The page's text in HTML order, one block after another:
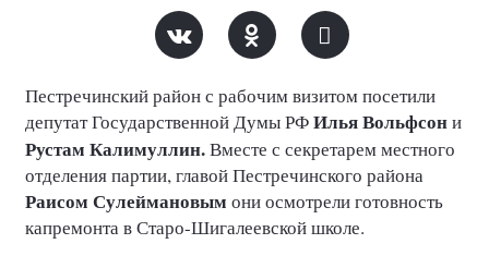
Пестречинский район с рабочим визитом посетили
депутат Государственной Думы РФИлья Вольфсони
Рустам Калимуллин.Вместе с секретарем местного
отделения партии, главой Пестречинского района
Раисом Сулеймановым они осмотрели готовность
капремонта в Старо-Шигалеевской школе.